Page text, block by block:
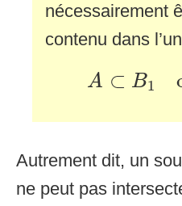
nécessairement
contenu dans
A ⊂ B1
A ⊂
Autrement dit, un
ne peut pas